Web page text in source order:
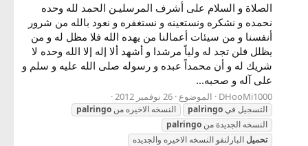
الصلاة و السلام على أشرف المرسليـن الحمد لله وحده
نحمده و نشكره ونستعينه و نستغفره و نعود بالله من شرور
أنفسنا و من سيئات أعمالنا من يهده الله فلا مظل له و من
يظلل فلن تجد له ولياً مرشدا و أشهد ألا إله إلا الله وحده لا
شريك له و أن محمداً عبده و رسوله صلى الله عليه و سلم و
على آله و صحبه...
DHooMi1000 الموضوع 26 نوفمبر 2012
التسجيل فيpalringo النسخه الاخيره من palringo
النسخه الجديدة من palringo
تحميل البارلنقو النسخه الاخيره والجديده